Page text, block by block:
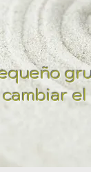
el